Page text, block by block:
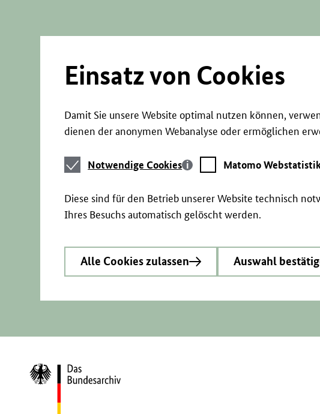
Einsatz von Cookies
Damit Sie unsere Website optimal nutzen können,
dienen der anonymen Webanalyse oder ermöglichen
Notwendige
Cookies
Notwendige Cookies
Matomo
Webstatistik
Matomo
Diese sind für den Betrieb unserer Website technisch
Ihres Besuchs automatisch gelöscht werden.
Alle Cookies zulassen Auswahl
Zur
Startseite